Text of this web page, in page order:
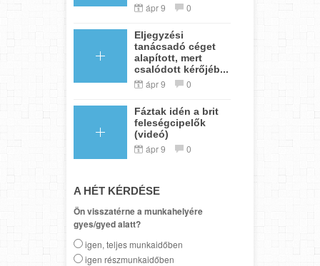
ápr 9 0
Eljegyzési
tanácsadó céget
alapított, mert
csalódott kérőjéb...
ápr 9 0
Fáztak idén a brit
feleségcipelők
(videó)
ápr 9 0
A HÉT KÉRDÉSE
Ön visszatérne a munkahelyére
gyes/gyed alatt?
igen, teljes munkaidőben
igen részmunkaidőben